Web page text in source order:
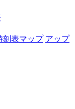
刻表マップ アップ